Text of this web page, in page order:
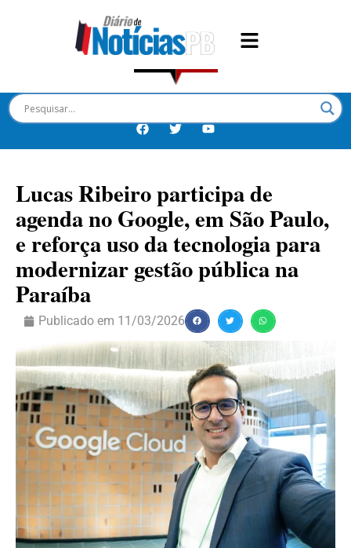
Lucas Ribeiro participa de
agenda no Google, em São Paulo,
e reforça uso da tecnologia para
modernizar gestão pública na
Paraíba
Publicado em 11/03/2026